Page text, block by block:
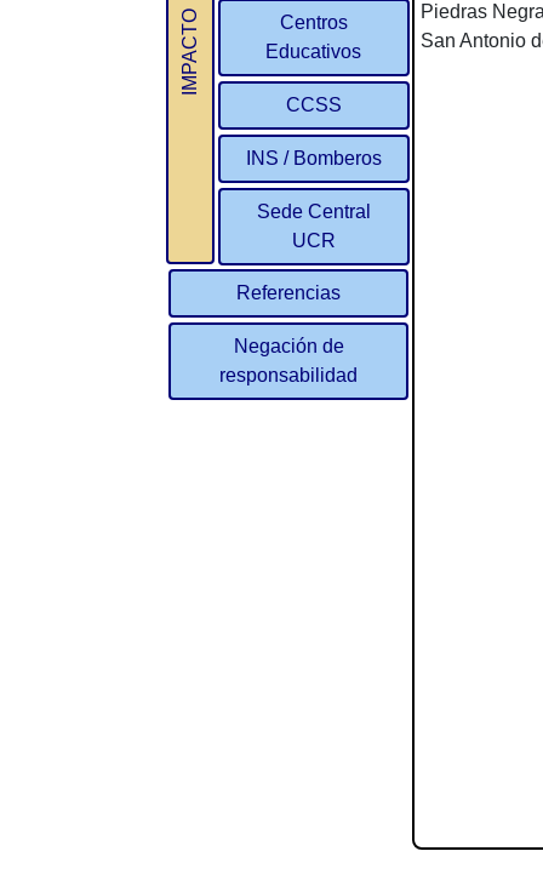
IMPACTO
Centros
Educativos
CCSS
INS / Bomberos
Sede Central
UCR
Referencias
Negación de
responsabilidad
Piedras
San Antonio